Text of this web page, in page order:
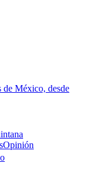
de México, desde
Opinión